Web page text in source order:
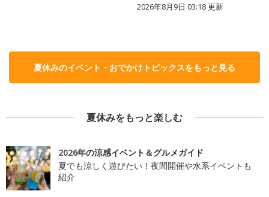
2026年8月9日 03:18更新
夏休みのイベント・おでかけトピックスをもっと見る
夏休みをもっと楽しむ
2026年の涼感イベント＆グルメガイド
夏でも涼しく遊びたい！夜間開催や水系イベントも
紹介